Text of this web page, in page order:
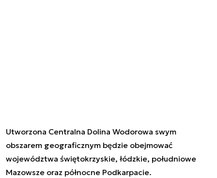
Utworzona Centralna Dolina Wodorowa swym
obszarem geograficznym będzie obejmować
województwa świętokrzyskie, łódzkie, południowe
Mazowsze oraz północne Podkarpacie.